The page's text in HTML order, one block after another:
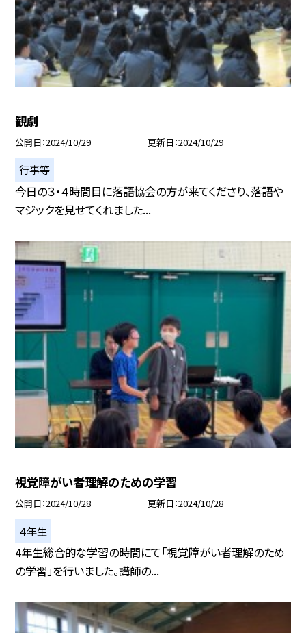
観劇
公開日 2024/10/29 更新日 2024/10/29
行事等
今日の３・４時間目に落語協会の方が来てくださり、落語や
マジックを見せてくれました...
視覚障がい者理解のための学習
公開日 2024/10/28 更新日 2024/10/28
４年生
4年生総合的な学習の時間にて「視覚障がい者理解のため
の学習」を行いました。講師の...